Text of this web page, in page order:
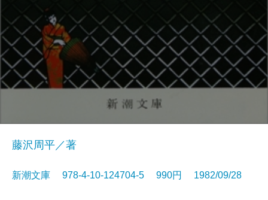
藤沢周平／著
新潮文庫 978-4-10-124704-5 990円 1982/09/28